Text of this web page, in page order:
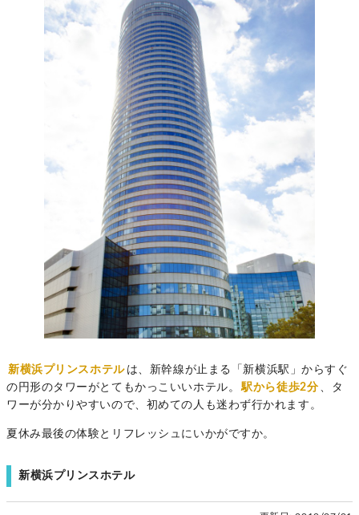
新横浜プリンスホテル は、新幹線が止まる「新横浜駅」からすぐ
の円形のタワーがとてもかっこいいホテル。
駅から徒歩2分 、タ
ワーが分かりやすいので、初めての人も迷わず行かれます。
夏休み最後の体験とリフレッシュにいかがですか。
新横浜プリンスホテル